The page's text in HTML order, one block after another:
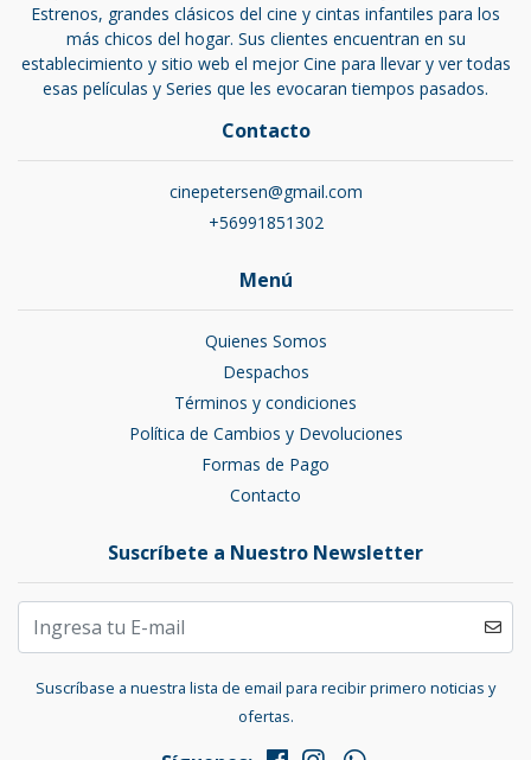
Estrenos, grandes clásicos del cine y cintas infantiles para los
más chicos del hogar. Sus clientes encuentran en su
establecimiento y sitio web el mejor Cine para llevar y ver todas
esas películas y Series que les evocaran tiempos pasados.
Contacto
cinepetersen@gmail.com
+56991851302
Menú
Quienes Somos
Despachos
Términos y condiciones
Política de Cambios y Devoluciones
Formas de Pago
Contacto
Suscríbete a Nuestro Newsletter
Suscríbase a nuestra lista de email para recibir primero noticias y
ofertas.